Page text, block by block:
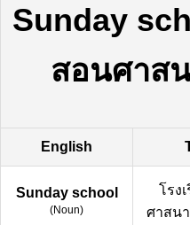
Sunday
สอนศาส
English
Sunday school
(Noun)
โรง
ศาสน